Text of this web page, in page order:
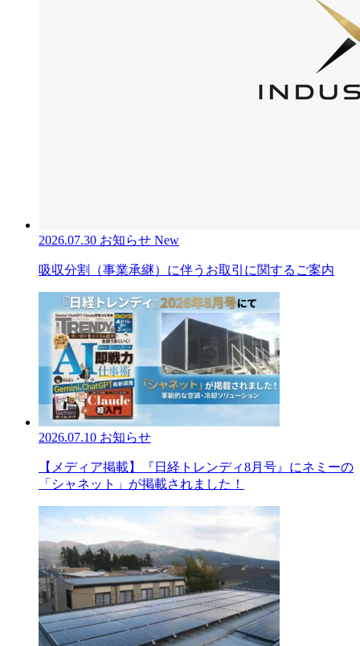
2026.07.30 お知らせ New
吸収分割（事業承継）に伴うお取引に関するご案内
2026.07.10 お知らせ
【メディア掲載】『日経トレンディ8月号』にネミーの
「シャネット」が掲載されました！